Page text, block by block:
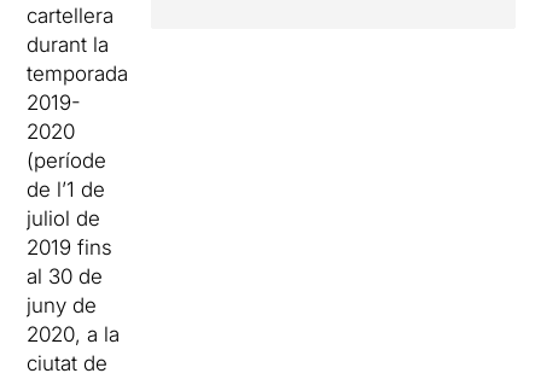
cartellera
durant la
temporada
2019-
2020
(període
de l’1 de
juliol de
2019 fins
al 30 de
juny de
2020, a la
ciutat de